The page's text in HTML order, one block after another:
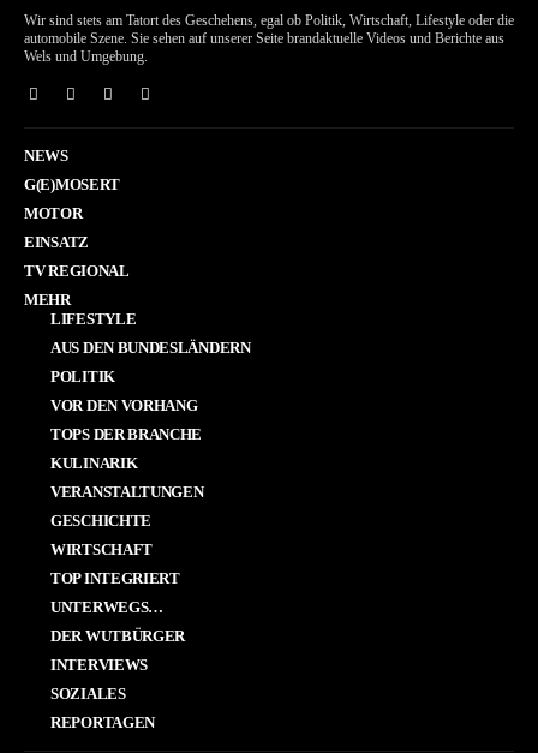
Wir sind stets am Tatort des Geschehens, egal ob Politik, Wirtschaft, Lifestyle oder die
automobile Szene. Sie sehen auf unserer Seite brandaktuelle Videos und Berichte aus
Wels und Umgebung.
NEWS
G(E)MOSERT
MOTOR
EINSATZ
TV REGIONAL
MEHR
LIFESTYLE
AUS DEN BUNDESLÄNDERN
POLITIK
VOR DEN VORHANG
TOPS DER BRANCHE
KULINARIK
VERANSTALTUNGEN
GESCHICHTE
WIRTSCHAFT
TOP INTEGRIERT
UNTERWEGS…
DER WUTBÜRGER
INTERVIEWS
SOZIALES
REPORTAGEN